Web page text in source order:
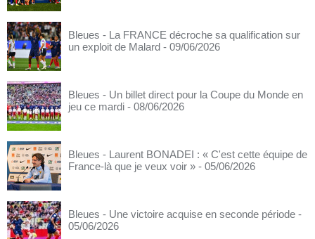
Bleues - La FRANCE décroche sa qualification sur
un exploit de Malard - 09/06/2026
Bleues - Un billet direct pour la Coupe du Monde en
jeu ce mardi - 08/06/2026
Bleues - Laurent BONADEI : « C'est cette équipe de
France-là que je veux voir » - 05/06/2026
Bleues - Une victoire acquise en seconde période -
05/06/2026